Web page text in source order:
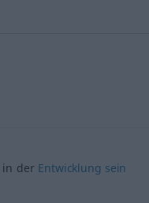
in der Entwicklung sein